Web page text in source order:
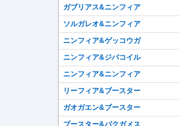
ガブリアス&ニンフィア
ソルガレオ&ニンフィア
ニンフィア&ゲッコウガ
ニンフィア&ジバコイル
ニンフィア&ニンフィア
リーフィア&ブースター
ガオガエン&ブースター
ブースター&バクガメス